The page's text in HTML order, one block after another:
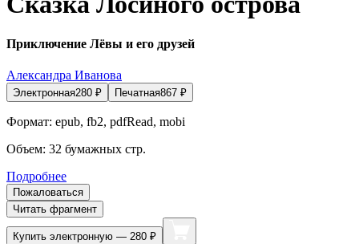
Приключение Лёвы и его друзей
Александра Иванова
Электронная280 ₽ Печатная867 ₽
Формат: epub, fb2, pdfRead, mobi
Объем: 32 бумажных стр.
Подробнее
Пожаловаться
Читать фрагмент
Купить электронную — 280 ₽